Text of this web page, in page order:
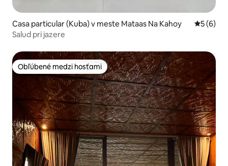
Casa particular (Kuba) v meste Mataas Na Kahoy
5 (6)
Salud pri jazere
Obľúbené medzi hosťami
Obľúbené medzi hosťami